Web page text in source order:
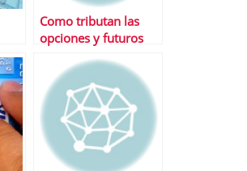
Como tributan las
opciones y futuros